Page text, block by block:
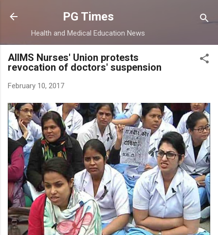
Skip to main content
PG Times
Health and Medical Education News
AIIMS Nurses' Union protests
revocation of doctors' suspension
February 10, 2017